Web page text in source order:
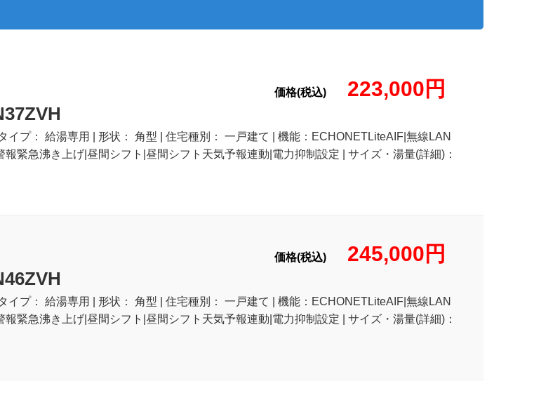
価格(税込)223,000円
イプ： 給湯専用 | 形状： 角型 | 住宅種別： 一戸建て | 機能：ECHONETLiteAIF|無線LAN
緊急沸き上げ|昼間シフト|昼間シフト天気予報連動|電力抑制設定 | サイズ・湯量(詳細)：
価格(税込)245,000円
イプ： 給湯専用 | 形状： 角型 | 住宅種別： 一戸建て | 機能：ECHONETLiteAIF|無線LAN
緊急沸き上げ|昼間シフト|昼間シフト天気予報連動|電力抑制設定 | サイズ・湯量(詳細)：